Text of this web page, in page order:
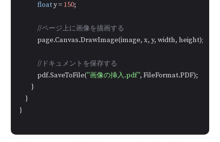
float y = 150;
//ページ上に画像を描画する
            page.Canvas.DrawImage(image, x, y, width, height);
//ドキュメントを保存する
            pdf.SaveToFile(
"画像の挿入.pdf", FileFormat.PDF);
        }
    }
}